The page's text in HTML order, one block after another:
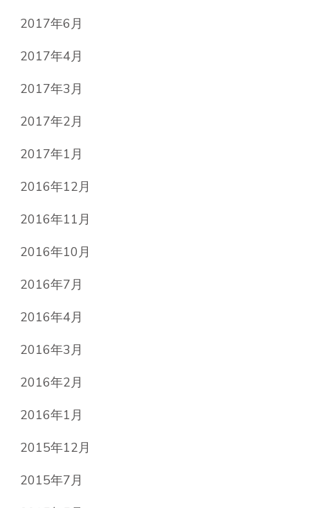
2017年6月
2017年4月
2017年3月
2017年2月
2017年1月
2016年12月
2016年11月
2016年10月
2016年7月
2016年4月
2016年3月
2016年2月
2016年1月
2015年12月
2015年7月